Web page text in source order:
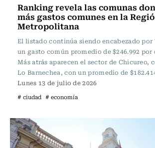
Ranking revela las comunas
más gastos comunes en la
Metropolitana
El listado continúa siendo encabezado
un gasto común promedio de $246.992
Más atrás aparecen el sector de Chicureo,
Lo Barnechea, con un promedio de
Lunes 13 de julio de 2026
# ciudad # economía